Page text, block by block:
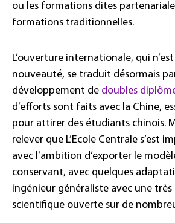
ou les formations dites
formations traditionnelles.
L’ouverture internationale, qui
nouveauté, se traduit désormais
développement de doubles
d’efforts sont faits avec la Chine,
pour attirer des étudiants chinois.
relever que L’Ecole Centrale s’est
avec l’ambition d’exporter le
conservant, avec quelques
ingénieur généraliste avec une
scientifique ouverte sur de